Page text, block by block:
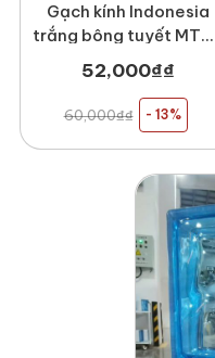
Gạch kính Indonesia
trắng bông tuyết MTGK
00103
52,000₫₫
60,000₫₫ - 13%